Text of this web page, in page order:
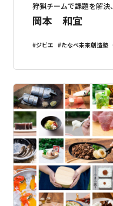
狩猟チームで課題を解決
岡本 和宜
ジビエ たなべ未来創造塾